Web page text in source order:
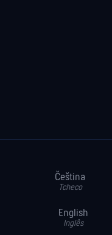
Čeština
Tcheco
English
Inglês